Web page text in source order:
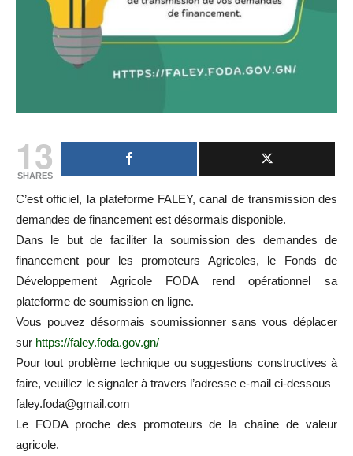
13
SHARES
C’est officiel, la plateforme FALEY, canal de transmission des
demandes de financement est désormais disponible.
Dans le but de faciliter la soumission des demandes de
financement pour les promoteurs Agricoles, le Fonds de
Développement Agricole FODA rend opérationnel sa
plateforme de soumission en ligne.
Vous pouvez désormais soumissionner sans vous déplacer
sur https://faley.foda.gov.gn/
Pour tout problème technique ou suggestions constructives à
faire, veuillez le signaler à travers l’adresse e-mail ci-dessous
faley.foda@gmail.com
Le FODA proche des promoteurs de la chaîne de valeur
agricole.